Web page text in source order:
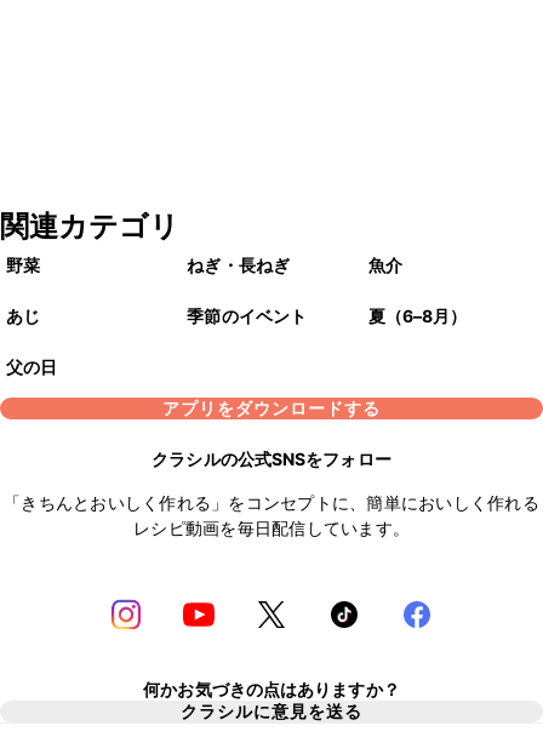
関連カテゴリ
野菜 ねぎ・長ねぎ 魚介
あじ 季節のイベント 夏（6–8月）
父の日
アプリをダウンロードする
クラシルの公式SNSをフォロー
「きちんとおいしく作れる」をコンセプトに、簡単においしく作れる
レシピ動画を毎日配信しています。
何かお気づきの点はありますか？
クラシルに意見を送る